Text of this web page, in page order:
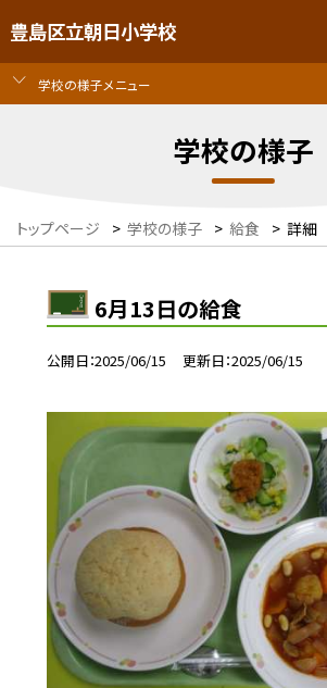
豊島区立朝日小学校
学校の様子メニュー
学校の様子
トップページ > 学校の様子 > 給食 > 詳細
6月13日の給食
公開日 2025/06/15 更新日 2025/06/15